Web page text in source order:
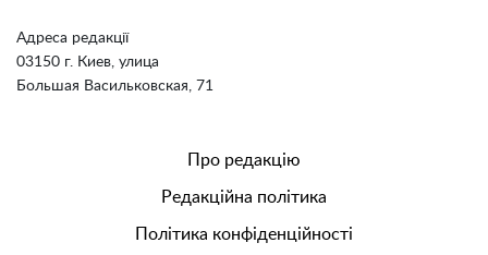
Адреса редакції
03150 г. Киев, улица
Большая Васильковская, 71
Про редакцію
Редакційна політика
Політика конфіденційності